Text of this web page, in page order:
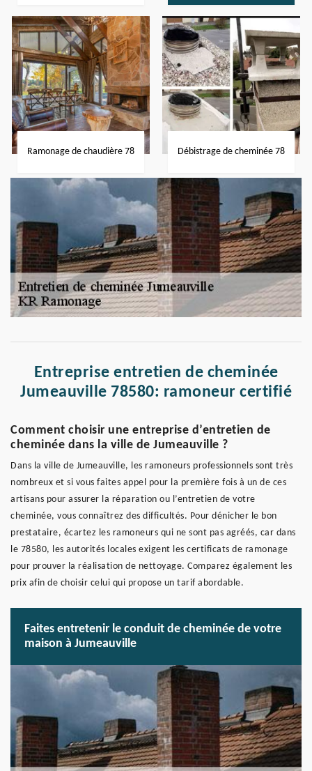
Ramonage de chaudière 78 Débistrage de cheminée 78
Entreprise entretien de cheminée
Jumeauville 78580: ramoneur certifié
Comment choisir une entreprise d’entretien de
cheminée dans la ville de Jumeauville ?
Dans la ville de Jumeauville, les ramoneurs professionnels sont très
nombreux et si vous faites appel pour la première fois à un de ces
artisans pour assurer la réparation ou l’entretien de votre
cheminée, vous connaîtrez des difficultés. Pour dénicher le bon
prestataire, écartez les ramoneurs qui ne sont pas agréés, car dans
le 78580, les autorités locales exigent les certificats de ramonage
pour prouver la réalisation de nettoyage. Comparez également les
prix afin de choisir celui qui propose un tarif abordable.
Faites entretenir le conduit de cheminée de votre
maison à Jumeauville